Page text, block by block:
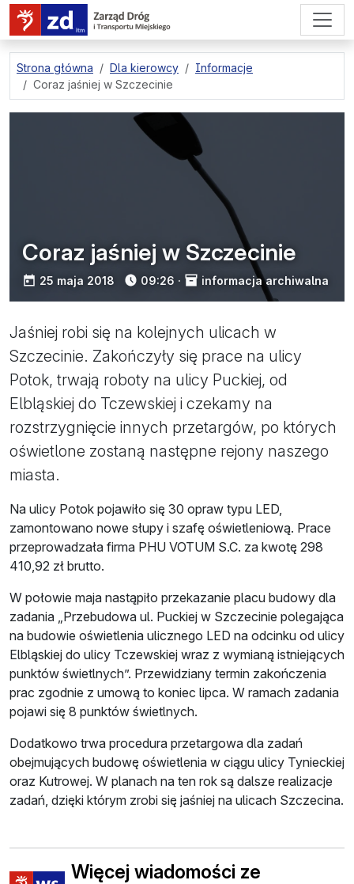
przejdź do treści strony
Strona główna Dla kierowcy
Informacje
Coraz jaśniej w Szczecinie
Coraz jaśniej w Szczecinie
opublikowano:
25 maja 2018 09:26 · informacja archiwalna
Jaśniej robi się na kolejnych ulicach w
Szczecinie. Zakończyły się prace na ulicy
Potok, trwają roboty na ulicy Puckiej, od
Elbląskiej do Tczewskiej i czekamy na
rozstrzygnięcie innych przetargów, po których
oświetlone zostaną następne rejony naszego
miasta.
Na ulicy Potok pojawiło się 30 opraw typu LED,
zamontowano nowe słupy i szafę oświetleniową. Prace
przeprowadzała firma PHU VOTUM S.C. za kwotę 298
410,92 zł brutto.
W połowie maja nastąpiło przekazanie placu budowy dla
zadania „Przebudowa ul. Puckiej w Szczecinie polegająca
na budowie oświetlenia ulicznego LED na odcinku od ulicy
Elbląskiej do ulicy Tczewskiej wraz z wymianą istniejących
punktów świetlnych”. Przewidziany termin zakończenia
prac zgodnie z umową to koniec lipca. W ramach zadania
pojawi się 8 punktów świetlnych.
Dodatkowo trwa procedura przetargowa dla zadań
obejmujących budowę oświetlenia w ciągu ulicy Tynieckiej
oraz Kutrowej. W planach na ten rok są dalsze realizacje
zadań, dzięki którym zrobi się jaśniej na ulicach Szczecina.
Więcej wiadomości ze